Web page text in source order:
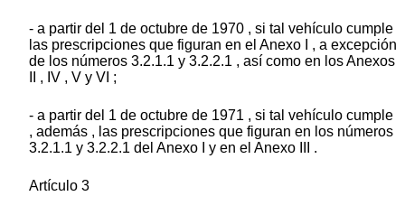
- a partir del 1 de octubre de 1970 , si tal vehículo cumple
las prescripciones que figuran en el Anexo I , a excepción
de los números 3.2.1.1 y 3.2.2.1 , así como en los Anexos
II , IV , V y VI ;
- a partir del 1 de octubre de 1971 , si tal vehículo cumple
, además , las prescripciones que figuran en los números
3.2.1.1 y 3.2.2.1 del Anexo I y en el Anexo III .
Artículo 3